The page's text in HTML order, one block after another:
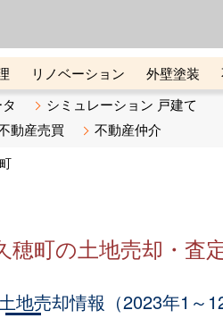
リノベーション 外壁塗装
不動産売却ご相談デスク
シミュレーション 戸建て
動産売買 不動産仲介
穂町の土地売却・査
地売却情報（2023年1～